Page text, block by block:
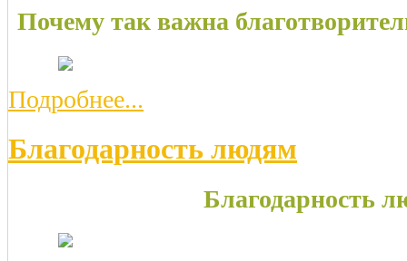
Почему так важна
Подробнее...
Благодарность людям
Благодарность